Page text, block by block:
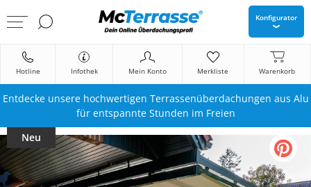
Konfigurator
Hotline Infothek Mein Konto Merkliste Warenkorb
Entdecke unsere hochwertigen Terrassenüberdachungen aus Alu
für entspannte Stunden im Freien
Neu